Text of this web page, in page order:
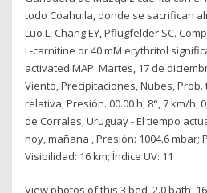
todo Coahuila, donde se sacrifican
Luo L, Chang EY, Pflugfelder SC.
L-carnitine or 40 mM erythritol
activated MAP Martes, 17 de
Viento, Precipitaciones, Nubes,
relativa, Presión. 00.00 h, 8°, 7 km/h,
de Corrales, Uruguay - El tiempo
hoy, mañana , Presión: 1004.6 mbar;
Visibilidad: 16 km; Índice UV: 11
View photos of this 3 bed, 2.0 bath,